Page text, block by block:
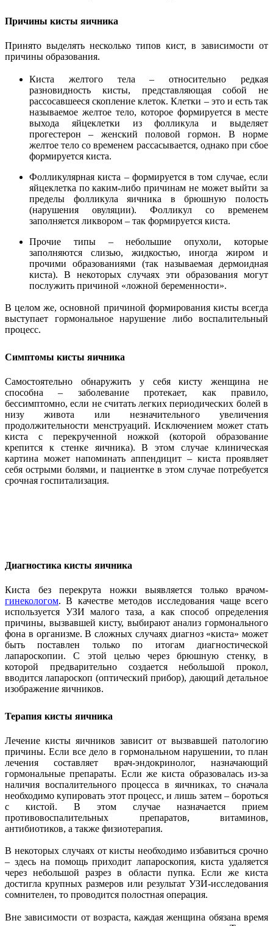
Причины кисты яичника
Принято выделять несколько типов кист, в зависимости от
причины образования.
Киста желтого тела – относительно редкая
разновидность кисты, представляющая собой не
рассосавшееся скопление клеток. Клетки – это и есть так
называемое желтое тело, которое формируется в месте
выхода яйцеклетки из фолликула и выделяет
прогестерон – женский половой гормон. В норме
желтое тело со временем рассасывается, однако при сбое
формируется киста.
Фолликулярная киста – формируется в том случае, если
яйцеклетка по каким-либо причинам не может выйти за
пределы фолликула яичника в брюшную полость
(нарушения овуляции). Фолликул со временем
заполняется ликвором – так формируется киста.
Прочие типы – небольшие опухоли, которые
заполняются слизью, жидкостью, иногда жиром и
прочими образованиями (так называемая дермоидная
киста). В некоторых случаях эти образования могут
послужить причиной «ложной беременности».
В целом же, основной причиной формирования кисты всегда
выступает гормональное нарушение либо воспалительный
процесс.
Симптомы кисты яичника
Самостоятельно обнаружить у себя кисту женщина не
способна – заболевание протекает, как правило,
бессимптомно, если не считать легких периодических болей в
низу живота или незначительного увеличения
продолжительности менструаций. Исключением может стать
киста с перекрученной ножкой (которой образование
крепится к стенке яичника). В этом случае клиническая
картина может напоминать аппендицит – киста проявляет
себя острыми болями, и пациентке в этом случае потребуется
срочная госпитализация.
Диагностика кисты яичника
Киста без перекрута ножки выявляется только врачом-
гинекологом. В качестве методов исследования чаще всего
используется УЗИ малого таза, а как способ определения
причины, вызвавшей кисту, выбирают анализ гормонального
фона в организме. В сложных случаях диагноз «киста» может
быть поставлен только по итогам диагностической
лапароскопии. С этой целью через брюшную стенку, в
которой предварительно создается небольшой прокол,
вводится лапароскоп (оптический прибор), дающий детальное
изображение яичников.
Терапия кисты яичника
Лечение кисты яичников зависит от вызвавшей патологию
причины. Если все дело в гормональном нарушении, то план
лечения составляет врач-эндокринолог, назначающий
гормональные препараты. Если же киста образовалась из-за
наличия воспалительного процесса в яичниках, то сначала
необходимо купировать этот процесс, и лишь затем – бороться
с кистой. В этом случае назначается прием
противовоспалительных препаратов, витаминов,
антибиотиков, а также физиотерапия.
В некоторых случаях от кисты необходимо избавиться срочно
– здесь на помощь приходит лапароскопия, киста удаляется
через небольшой разрез в области пупка. Если же киста
достигла крупных размеров или результат УЗИ-исследования
сомнителен, то проводится полостная операция.
Вне зависимости от возраста, каждая женщина обязана время